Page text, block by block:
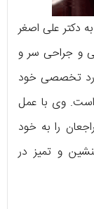
دکتر علی اصغر
و جراحی سر و
تخصصی خود
است. وی با عمل
را به خود
و تمیز در